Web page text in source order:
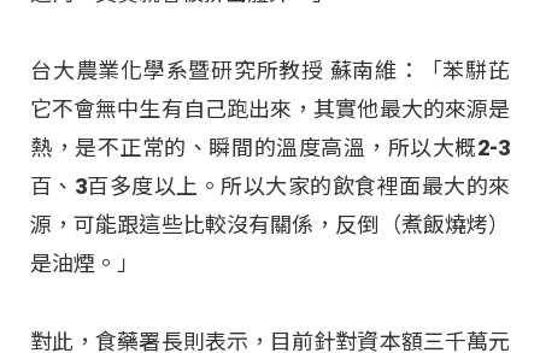
台大農業化學系暨研究所教授 蘇南維：「苯駢芘
它不會無中生有自己跑出來，其實他最大的來源是
熱，是不正常的、瞬間的溫度高溫，所以大概2-3
百、3百多度以上。所以大家的飲食裡面最大的來
源，可能跟這些比較沒有關係，反倒（煮飯燒烤）
是油煙 。」
對此，食藥署長則表示，目前針對資本額三千萬元